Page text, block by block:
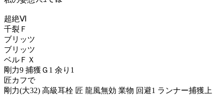
超絶Ⅵ
千裂Ｆ
ブリッツ
ブリッツ
ベルＦＸ
剛力9 捕獲Ｇ1 余り1
匠カフで
剛力(大32) 高級耳栓 匠 龍風無効 業物 回避1 ランナー捕獲上